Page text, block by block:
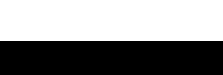
Programmez un DJ pour